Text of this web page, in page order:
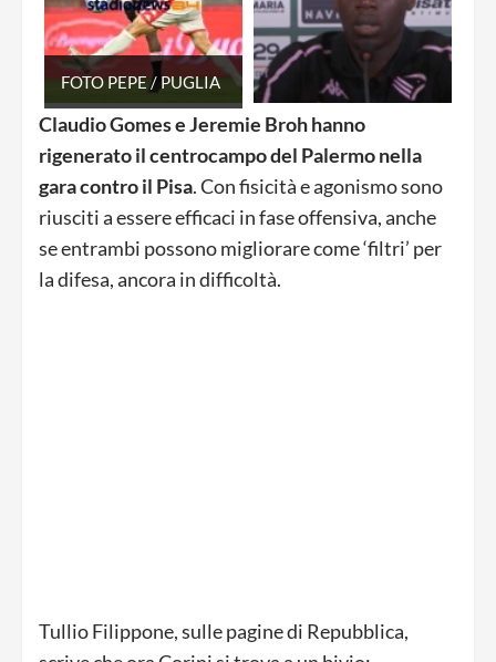
FOTO PEPE / PUGLIA
Claudio Gomes e Jeremie Broh hanno
rigenerato il centrocampo del Palermo nella
gara contro il Pisa. Con fisicità e agonismo sono
riusciti a essere efficaci in fase offensiva, anche
se entrambi possono migliorare come ‘filtri’ per
la difesa, ancora in difficoltà.
Tullio Filippone, sulle pagine di Repubblica,